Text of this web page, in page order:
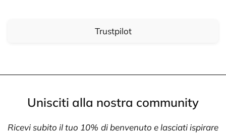
Trustpilot
Unisciti alla nostra community
Ricevi subito il tuo 10% di benvenuto e lasciati ispirare